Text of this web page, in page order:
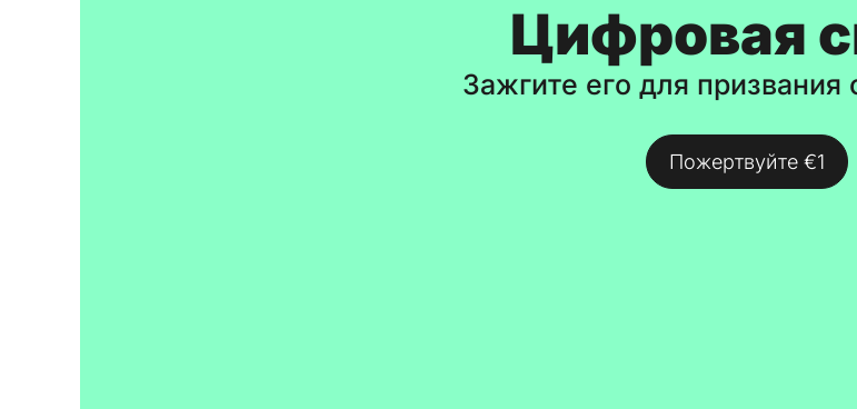
Цифровая
Зажгите его для призвания
Пожертвуйте €1